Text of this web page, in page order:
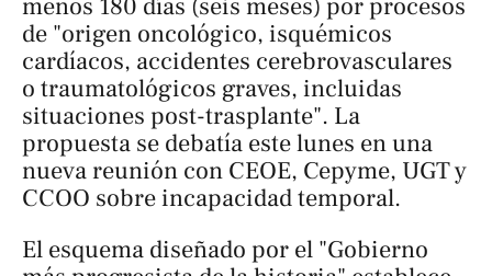
menos 180 días (seis meses) por procesos
de "origen oncológico, isquémicos
cardíacos, accidentes cerebrovasculares
o traumatológicos graves, incluidas
situaciones post-trasplante". La
propuesta se debatía este lunes en una
nueva reunión con CEOE, Cepyme, UGT y
CCOO sobre incapacidad temporal.
El esquema diseñado por el "Gobierno